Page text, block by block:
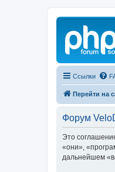
Ссылки
Перейти на
Форум
Это
«они»,
дальнейшем